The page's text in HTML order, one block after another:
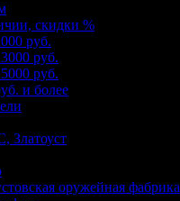
скидки %
руб.
руб.
руб.
и более
Златоуст
оружейная фабрика